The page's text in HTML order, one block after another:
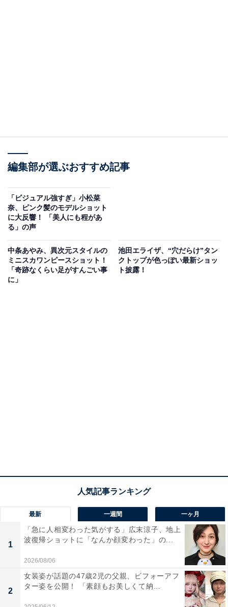
編集部が選ぶおすすめ記事
「ビジュアル強すぎ」小松菜
奈、ピンク髪のモデルショット
に大反響！ 「美人にも程があ
る」の声
中条あやみ、異次元スタイルの
ミニスカワンピースショット！
「奇跡なくらい足がすんごい事
に」
池田エライザ、“穴だらけ”タン
クトップが色っぽい最新ショッ
ト披露！
最新 一週間 一ヶ月
1
「急に人相変わった気がする」広末涼子、地上
波復帰ショットに「なんか顔変わった」の...
2026/08/06
2
女装姿が話題の47歳2児の父親、ビフォーアフ
ター姿を公開！ 「素顔もお美しくて納...